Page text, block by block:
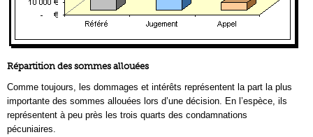
Répartition des sommes allouées
Comme toujours, les dommages et intérêts représentent la part la plus
importante des sommes allouées lors d’une décision. En l’espèce, ils
représentent à peu près les trois quarts des condamnations
pécuniaires.